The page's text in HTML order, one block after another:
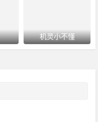
机灵小不懂